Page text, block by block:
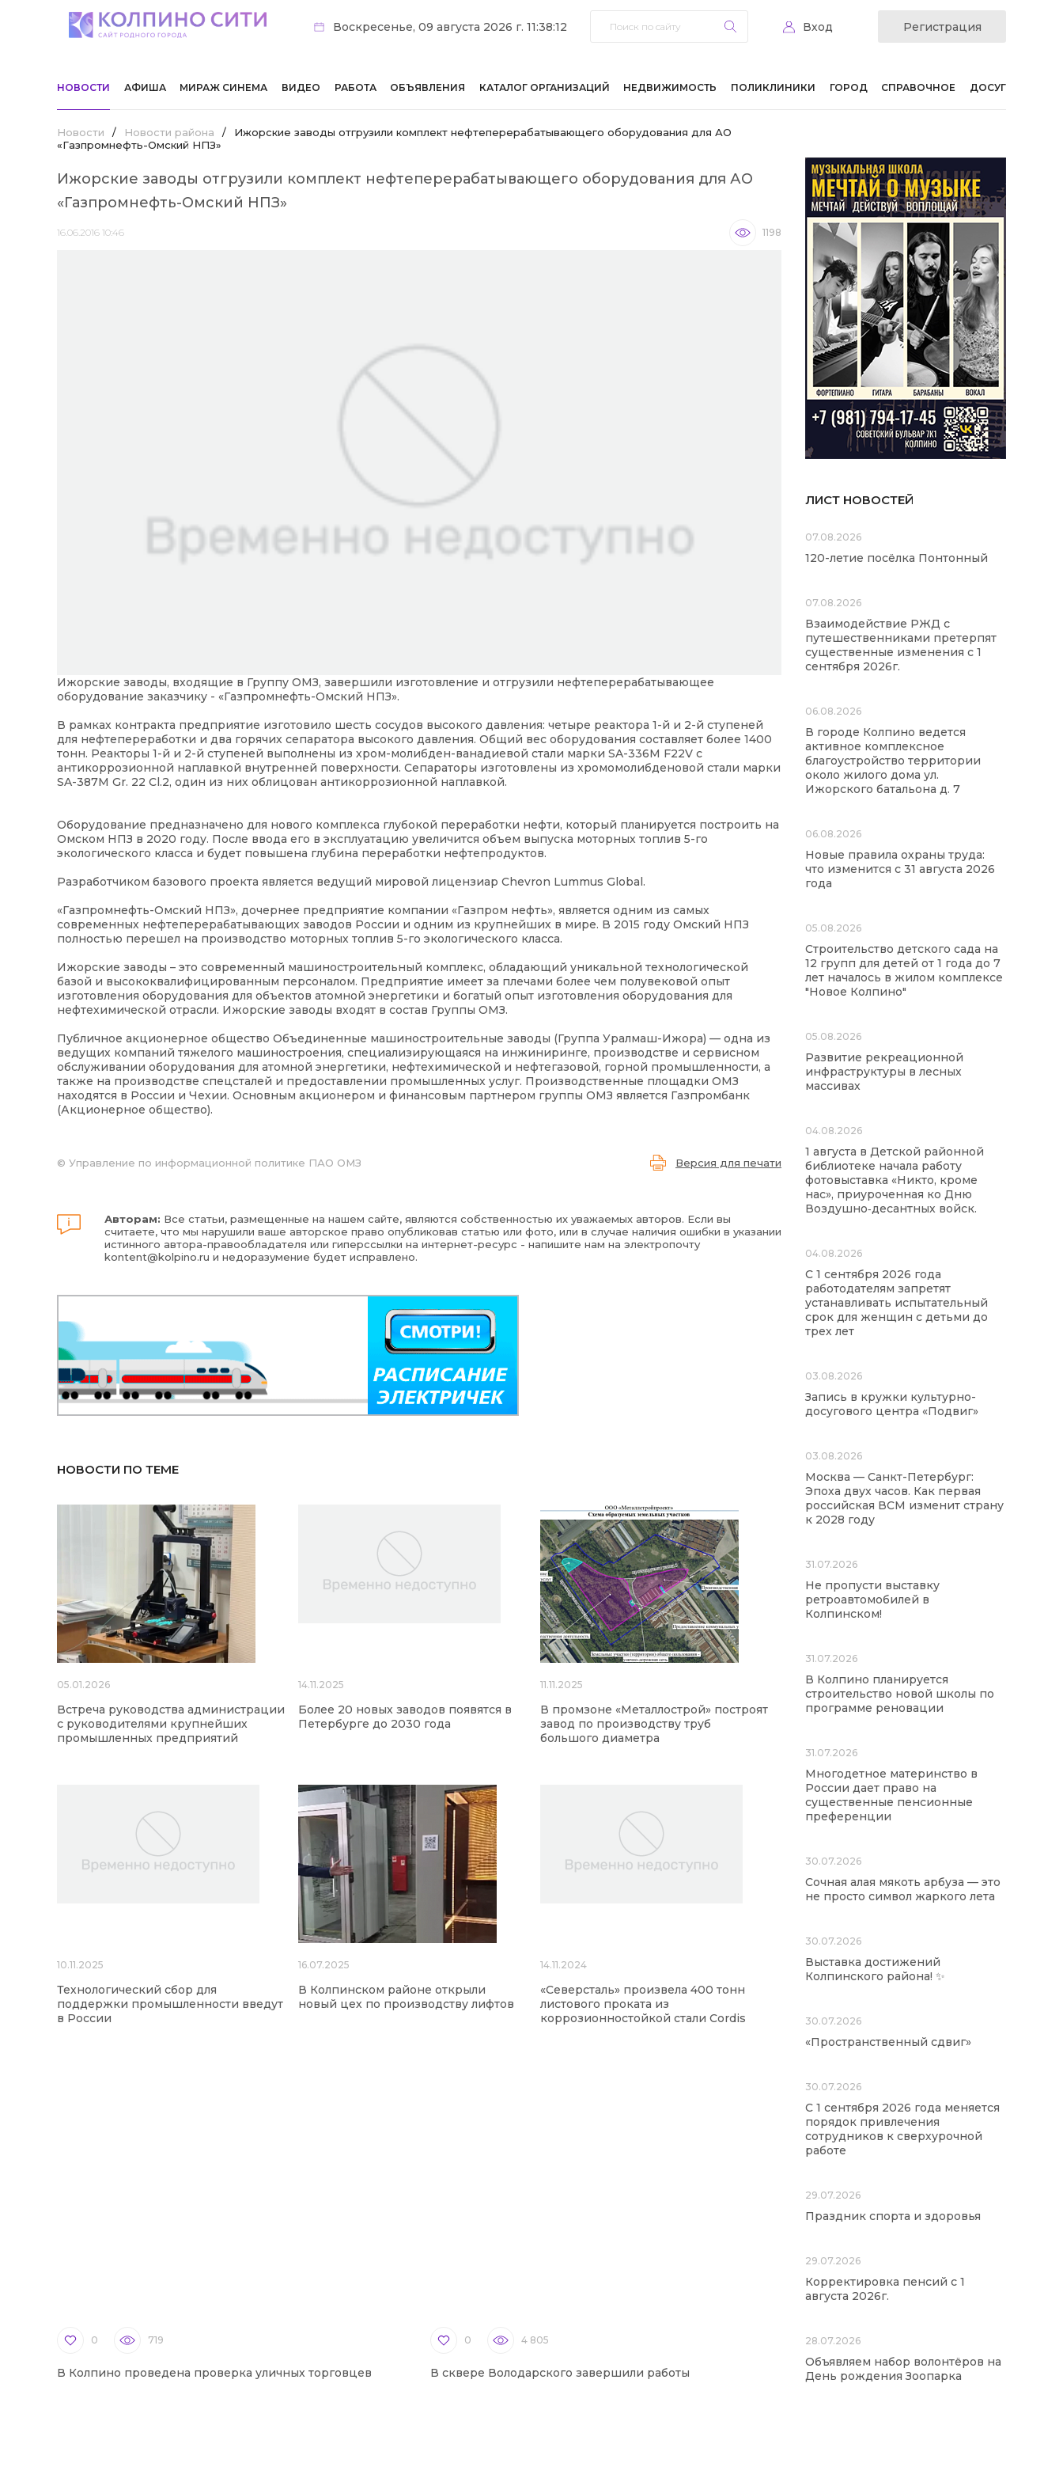
Воскресенье, 09 августа 2026 г. 11:38:12 Вход Регистрация
НОВОСТИ АФИША МИРАЖ СИНЕМА ВИДЕО РАБОТА ОБЪЯВЛЕНИЯ КАТАЛОГ ОРГАНИЗАЦИЙ НЕДВИЖИМОСТЬ ПОЛИКЛИНИКИ ГОРОД СПРАВОЧНОЕ ДОСУГ
Новости / Новости района /
Ижорские заводы отгрузили комплект нефтеперерабатывающего оборудования для АО
«Газпромнефть-Омский НПЗ»
Ижорские заводы отгрузили комплект нефтеперерабатывающего оборудования для АО
«Газпромнефть-Омский НПЗ»
16.06.2016 10:46 1198
Ижорские заводы, входящие в Группу ОМЗ, завершили изготовление и отгрузили нефтеперерабатывающее
оборудование заказчику - «Газпромнефть-Омский НПЗ».
В рамках контракта предприятие изготовило шесть сосудов высокого давления: четыре реактора 1-й и 2-й ступеней
для нефтепереработки и два горячих сепаратора высокого давления. Общий вес оборудования составляет более 1400
тонн. Реакторы 1-й и 2-й ступеней выполнены из хром-молибден-ванадиевой стали марки SA-336M F22V с
антикоррозионной наплавкой внутренней поверхности. Сепараторы изготовлены из хромомолибденовой стали марки
SA-387M Gr. 22 Cl.2, один из них облицован антикоррозионной наплавкой.
Оборудование предназначено для нового комплекса глубокой переработки нефти, который планируется построить на
Омском НПЗ в 2020 году. После ввода его в эксплуатацию увеличится объем выпуска моторных топлив 5-го
экологического класса и будет повышена глубина переработки нефтепродуктов.
Разработчиком базового проекта является ведущий мировой лицензиар Chevron Lummus Global.
«Газпромнефть-Омский НПЗ», дочернее предприятие компании «Газпром нефть», является одним из самых
современных нефтеперерабатывающих заводов России и одним из крупнейших в мире. В 2015 году Омский НПЗ
полностью перешел на производство моторных топлив 5-го экологического класса.
Ижорские заводы – это современный машиностроительный комплекс, обладающий уникальной технологической
базой и высококвалифицированным персоналом. Предприятие имеет за плечами более чем полувековой опыт
изготовления оборудования для объектов атомной энергетики и богатый опыт изготовления оборудования для
нефтехимической отрасли. Ижорские заводы входят в состав Группы ОМЗ.
Публичное акционерное общество Объединенные машиностроительные заводы (Группа Уралмаш-Ижора) — одна из
ведущих компаний тяжелого машиностроения, специализирующаяся на инжиниринге, производстве и сервисном
обслуживании оборудования для атомной энергетики, нефтехимической и нефтегазовой, горной промышленности, а
также на производстве спецсталей и предоставлении промышленных услуг. Производственные площадки ОМЗ
находятся в России и Чехии. Основным акционером и финансовым партнером группы ОМЗ является Газпромбанк
(Акционерное общество).
© Управление по информационной политике ПАО ОМЗ Версия для печати
Авторам: Все статьи, размещенные на нашем сайте, являются собственностью их уважаемых авторов. Если вы
считаете, что мы нарушили ваше авторское право опубликовав статью или фото, или в случае наличия ошибки в указании
истинного автора-правообладателя или гиперссылки на интернет-ресурс - напишите нам на электропочту
kontent@kolpino.ru и недоразумение будет исправлено.
НОВОСТИ ПО ТЕМЕ
05.01.2026
Встреча руководства администрации
с руководителями крупнейших
промышленных предприятий
14.11.2025
Более 20 новых заводов появятся в
Петербурге до 2030 года
11.11.2025
В промзоне «Металлострой» построят
завод по производству труб
большого диаметра
10.11.2025
Технологический сбор для
поддержки промышленности введут
в России
16.07.2025
В Колпинском районе открыли
новый цех по производству лифтов
14.11.2024
«Северсталь» произвела 400 тонн
листового проката из
коррозионностойкой стали Cordis
0 719
В Колпино проведена проверка уличных торговцев
0 4 805
В сквере Володарского завершили работы
ЛИСТ НОВОСТЕЙ
07.08.2026
120-летие посёлка Понтонный
07.08.2026
Взаимодействие РЖД с
путешественниками претерпят
существенные изменения с 1
сентября 2026г.
06.08.2026
В городе Колпино ведется
активное комплексное
благоустройство территории
около жилого дома ул.
Ижорского батальона д. 7
06.08.2026
Новые правила охраны труда:
что изменится с 31 августа 2026
года
05.08.2026
Строительство детского сада на
12 групп для детей от 1 года до 7
лет началось в жилом комплексе
"Новое Колпино"
05.08.2026
Развитие рекреационной
инфраструктуры в лесных
массивах
04.08.2026
1 августа в Детской районной
библиотеке начала работу
фотовыставка «Никто, кроме
нас», приуроченная ко Дню
Воздушно‑десантных войск.
04.08.2026
С 1 сентября 2026 года
работодателям запретят
устанавливать испытательный
срок для женщин с детьми до
трех лет
03.08.2026
Запись в кружки культурно-
досугового центра «Подвиг»
03.08.2026
Москва — Санкт-Петербург:
Эпоха двух часов. Как первая
российская ВСМ изменит страну
к 2028 году
31.07.2026
Не пропусти выставку
ретроавтомобилей в
Колпинском!
31.07.2026
В Колпино планируется
строительство новой школы по
программе реновации
31.07.2026
Многодетное материнство в
России дает право на
существенные пенсионные
преференции
30.07.2026
Сочная алая мякоть арбуза — это
не просто символ жаркого лета
30.07.2026
Выставка достижений
Колпинского района! ✨
30.07.2026
«Пространственный сдвиг»
30.07.2026
С 1 сентября 2026 года меняется
порядок привлечения
сотрудников к сверхурочной
работе
29.07.2026
Праздник спорта и здоровья
29.07.2026
Корректировка пенсий с 1
августа 2026г.
28.07.2026
Объявляем набор волонтёров на
День рождения Зоопарка